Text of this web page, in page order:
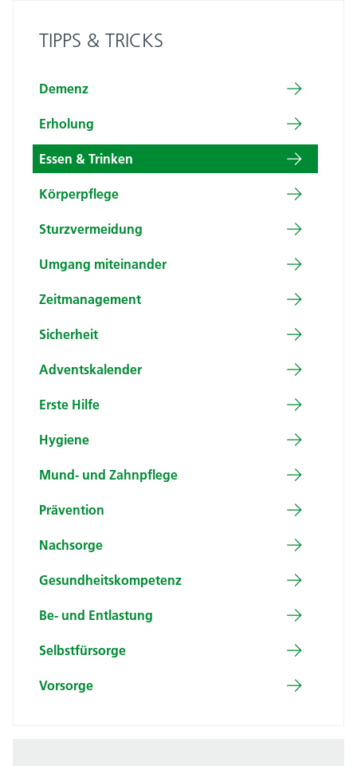
TIPPS & TRICKS
Demenz
Erholung
Essen & Trinken
Körperpflege
Sturzvermeidung
Umgang miteinander
Zeitmanagement
Sicherheit
Adventskalender
Erste Hilfe
Hygiene
Mund- und Zahnpflege
Prävention
Nachsorge
Gesundheitskompetenz
Be- und Entlastung
Selbstfürsorge
Vorsorge